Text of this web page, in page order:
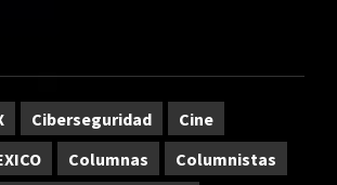
Ciberseguridad
Cine
Columnas
Columnistas